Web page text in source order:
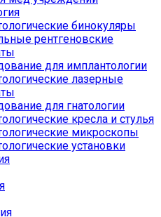
бинокуляры
рентгеновские
для имплантологии
лазерные
для гнатологии
кресла и стулья
микроскопы
установки